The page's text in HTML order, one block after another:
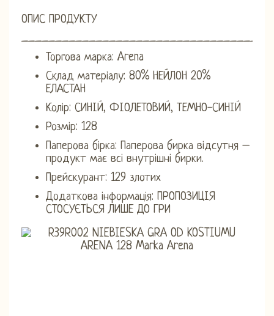
ОПИС ПРОДУКТУ
Торгова марка: Arena
Склад матеріалу: 80% НЕЙЛОН 20%
ЕЛАСТАН
Колір: СИНІЙ, ФІОЛЕТОВИЙ, ТЕМНО-СИНІЙ
Розмір: 128
Паперова бірка: Паперова бирка відсутня –
продукт має всі внутрішні бирки.
Прейскурант: 129 злотих
Додаткова інформація: ПРОПОЗИЦІЯ
СТОСУЄТЬСЯ ЛИШЕ ДО ГРИ